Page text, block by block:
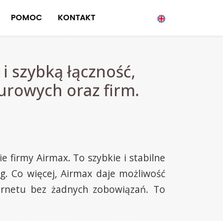
POMOC KONTAKT
łączność,
oraz firm.
firmy Airmax. To szybkie i stabilne
Co więcej, Airmax daje możliwość
bez żadnych zobowiązań. To